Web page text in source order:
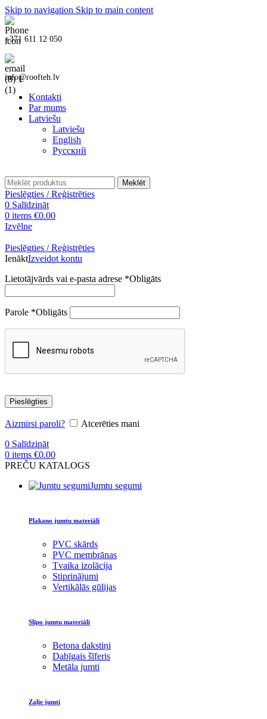
Skip to navigation Skip to main content
+371 611 12 050
info@roofteh.lv
Kontakti
Par mums
Latviešu
Latviešu
English
Русский
Meklēt
Pieslēgties / Reģistrēties
0 Salīdzināt
0 items €0.00
Izvēlne
Pieslēgties / Reģistrēties
IenāktIzveidot kontu
Lietotājvārds vai e-pasta adrese *Obligāts
Parole *Obligāts
Pieslēgties
Aizmirsi paroli?
Atcerēties mani
0 Salīdzināt
0 items €0.00
PREČU KATALOGS
Jumtu segumi
Plakano jumtu materiāli
PVC skārds
PVC membrānas
Tvaika izolācija
Stiprinājumi
Vertikālās gūlijas
Slīpo jumtu materiāli
Betona dakstiņi
Dabīgais šīferis
Metāla jumti
Zaļie jumti